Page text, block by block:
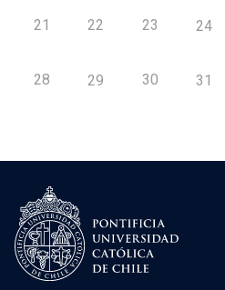
21 22 23 24
28 29 30 31